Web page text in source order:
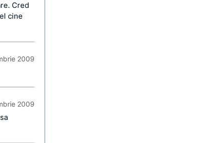
Cred
cine
2009
2009